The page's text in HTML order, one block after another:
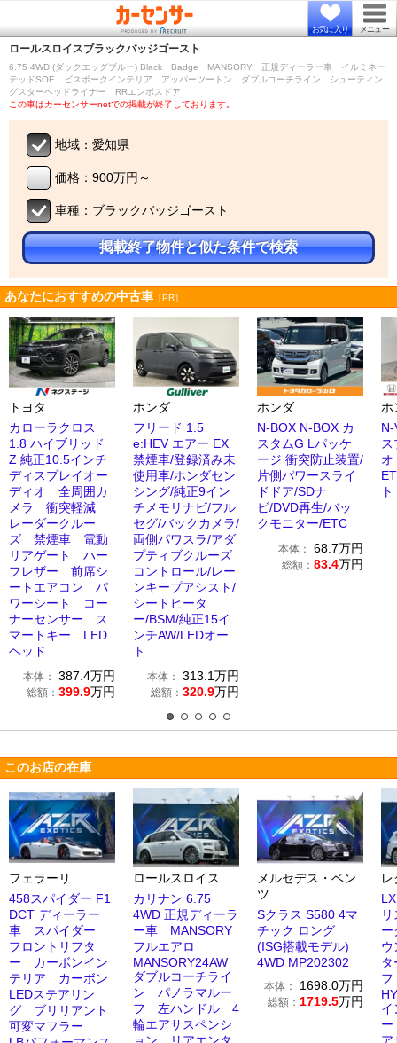
お気に入り メニュー
ロールスロイスブラックバッジゴースト
6.75 4WD (ダックエッグブルー) Black Badge MANSORY 正規ディーラー車 イルミネー
テッドSOE ビスポークインテリア アッパーツートン ダブルコーチライン シューティン
グスターヘッドライナー RRエンボスドア
この車はカーセンサーnetでの掲載が終了しております。
地域：愛知県
価格：900万円～
車種：ブラックバッジゴースト
掲載終了物件と似た条件で検索
あなたにおすすめの中古車 ［PR］
トヨタ
カローラクロス
1.8 ハイブリッド
Z 純正10.5インチ
ディスプレイオー
ディオ 全周囲カ
メラ 衝突軽減
レーダークルー
ズ 禁煙車 電動
リアゲート ハー
フレザー 前席シ
ートエアコン パ
ワーシート コー
ナーセンサー ス
マートキー LED
ヘッド
本体： 387.4万円
総額： 399.9万円
ホンダ
フリード 1.5
e:HEV エアー EX
禁煙車/登録済み未
使用車/ホンダセン
シング/純正9イン
チメモリナビ/フル
セグ/バックカメラ/
両側パワスラ/アダ
プティブクルーズ
コントロール/レー
ンキープアシスト/
シートヒータ
ー/BSM/純正15イ
ンチAW/LEDオー
ト
本体： 313.1万円
総額： 320.9万円
ホンダ
N-BOX N-BOX カ
スタムG Lパッケ
ージ 衝突防止装置/
片側パワースライ
ドドア/SDナ
ビ/DVD再生/バッ
クモニター/ETC
本体： 68.7万円
総額： 83.4万円
ホ
ト
このお店の在庫
フェラーリ
458スパイダー F1
DCT ディーラー
車 スパイダー
フロントリフタ
ー カーボンイン
テリア カーボン
LEDステアリン
グ ブリリアント
可変マフラー
ロールスロイス
カリナン 6.75
4WD 正規ディーラ
ー車 MANSORY
フルエアロ
MANSORY24AW
ダブルコーチライ
ン パノラマルー
フ 左ハンドル 4
輪エアサスペンシ
メルセデス・ベン
ツ
Sクラス S580 4マ
チック ロング
(ISG搭載モデル)
4WD MP202302
本体： 1698.0万円
総額： 1719.5万円
ー